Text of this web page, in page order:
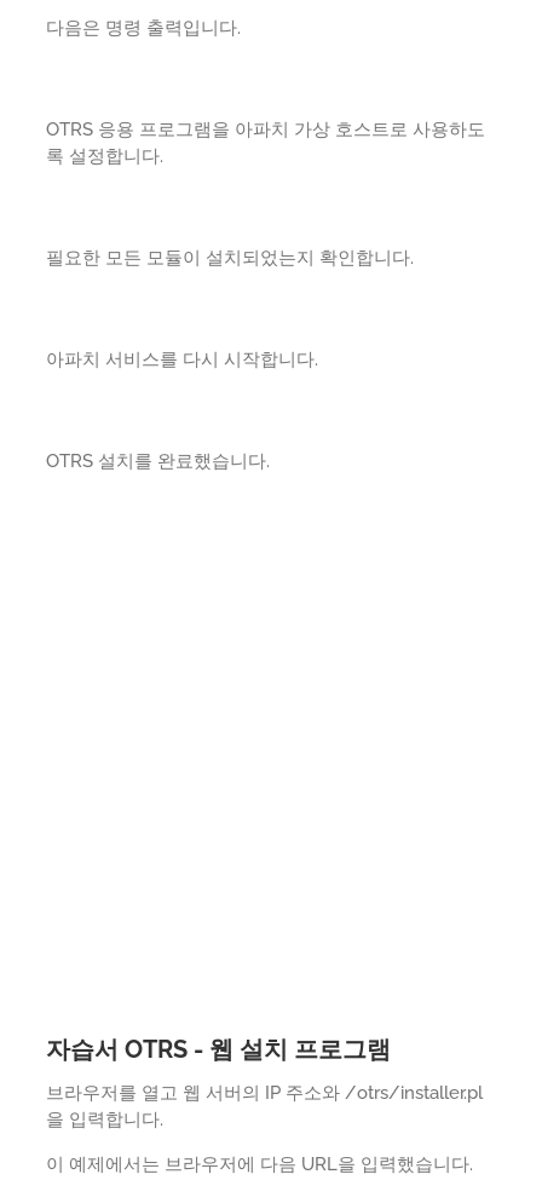
다음은 명령 출력입니다.
OTRS 응용 프로그램을 아파치 가상 호스트로 사용하도
록 설정합니다.
필요한 모든 모듈이 설치되었는지 확인합니다.
아파치 서비스를 다시 시작합니다.
OTRS 설치를 완료했습니다.
자습서 OTRS - 웹 설치 프로그램
브라우저를 열고 웹 서버의 IP 주소와 /otrs/installer.pl
을 입력합니다.
이 예제에서는 브라우저에 다음 URL을 입력했습니다.